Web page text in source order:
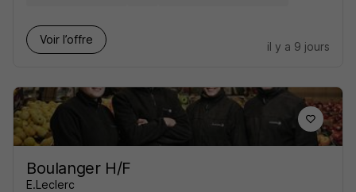
Voir l’offre
il y a 9 jours
Boulanger H/F
E.Leclerc